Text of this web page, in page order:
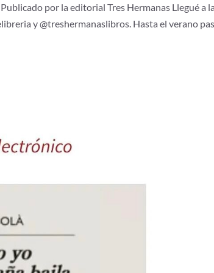
por la editorial Tres Hermanas Llegué a la
y @treshermanaslibros. Hasta el verano